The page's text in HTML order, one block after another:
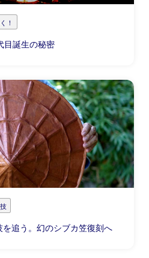
！
目誕生の秘密
追う。幻のシブカ笠復刻へ